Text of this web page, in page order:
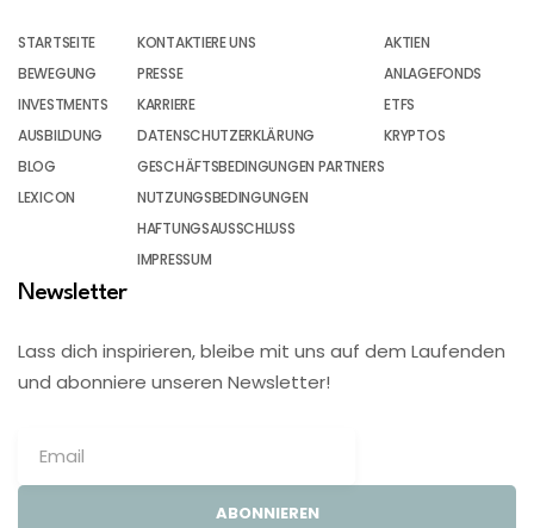
STARTSEITE
BEWEGUNG
INVESTMENTS
AUSBILDUNG
BLOG
LEXICON
KONTAKTIERE UNS
PRESSE
KARRIERE
DATENSCHUTZERKLÄRUNG
GESCHÄFTSBEDINGUNGEN PARTNERS
NUTZUNGSBEDINGUNGEN
HAFTUNGSAUSSCHLUSS
IMPRESSUM
AKTIEN
ANLAGEFONDS
ETFS
KRYPTOS
Newsletter
Lass dich inspirieren, bleibe mit uns auf dem Laufenden
und abonniere unseren Newsletter!
ABONNIEREN